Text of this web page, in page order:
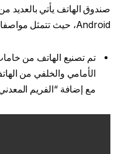
صندوق الهاتف يأتي بالعديد
Android، حيث تتمثل مواصفات Mate 70 Air في الآتي:
تم تصنيع الهاتف من
الأمامي والخلفي من
مع إضافة “الفريم